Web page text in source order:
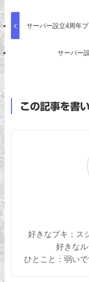
サーバー設立4周年
サーバー
この記事を書
好きなブキ：ス
好きな
ひとこと：弱い